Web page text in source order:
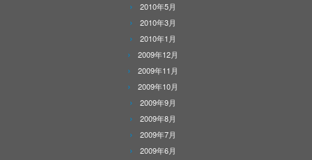
2010年5月
2010年3月
2010年1月
2009年12月
2009年11月
2009年10月
2009年9月
2009年8月
2009年7月
2009年6月